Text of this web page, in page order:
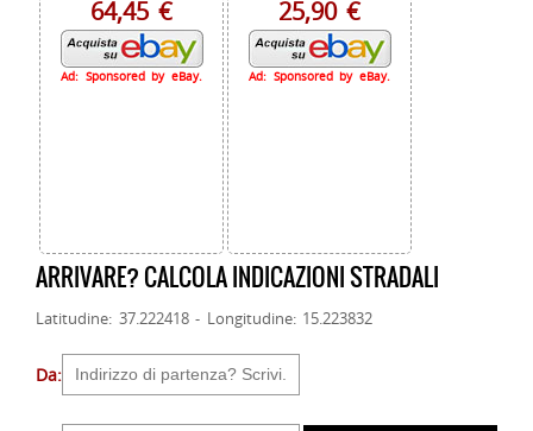
64,45 €
Ad: Sponsored by eBay.
25,90 €
Ad: Sponsored by eBay.
ARRIVARE? CALCOLA INDICAZIONI STRADALI
Latitudine: 37.222418 - Longitudine: 15.223832
Da: